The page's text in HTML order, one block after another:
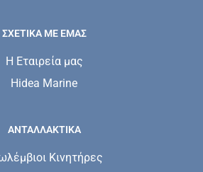
ΣΧΕΤΙΚΆ ΜΕ ΕΜΆΣ
Η Εταιρεία μας
Hidea Marine
ΑΝΤΑΛΛΑΚΤΙΚΑ
Κινητήρες